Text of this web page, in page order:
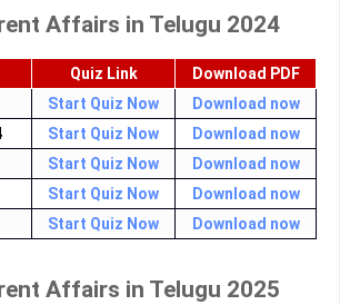
Affairs in Telugu 2024
Quiz Link
Download PDF
Start Quiz Now
Download now
Start Quiz Now
Download now
Start Quiz Now
Download now
Start Quiz Now
Download now
Start Quiz Now Download now
Affairs in Telugu 2025